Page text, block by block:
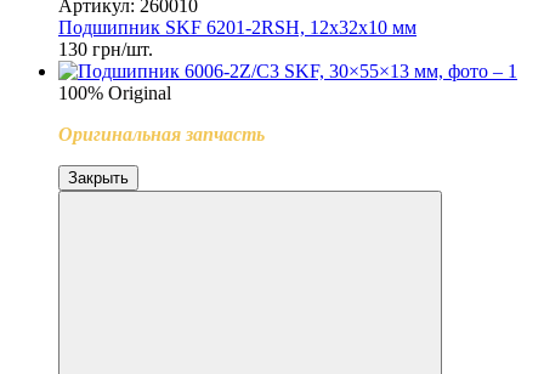
Артикул: 260010
Подшипник SKF 6201-2RSH, 12х32х10 мм
130 грн/шт.
100% Original
Оригинальная запчасть
Закрыть